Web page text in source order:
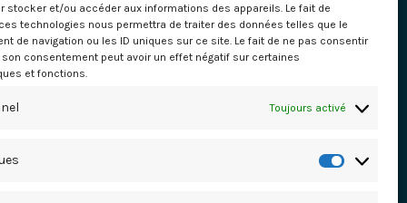
stocker et/ou accéder aux informations des appareils. Le fait de
technologies nous permettra de traiter des données telles que le
de navigation ou les ID uniques sur ce site. Le fait de ne pas consentir
son consentement peut avoir un effet négatif sur certaines
et fonctions.
Toujours activé